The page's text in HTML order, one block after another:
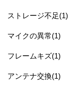
ストレージ不足(1)
マイクの異常(1)
フレームキズ(1)
アンテナ交換(1)